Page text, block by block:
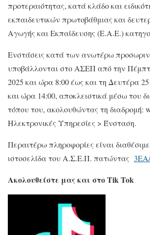
προτεραιότητας, κατά κλάδο και
εκπαιδευτικών πρωτοβάθμιας και
Αγωγής και Εκπαίδευσης (Ε.Α.Ε.)
Ενστάσεις κατά των ανωτέρω
υποβάλλονται στο ΑΣΕΠ από την
2025 και ώρα 8:00 έως και τη Δευτέρα
και ώρα 14:00, αποκλειστικά μέσω του
τόπου του, ακολουθώντας τη διαδρομή:
Ηλεκτρονικές Υπηρεσίες > Ένσταση.
Περαιτέρω πληροφορίες είναι
ιστοσελίδα του Α.Σ.Ε.Π. πατώντας
Ακολουθείστε μας και στο Tik Tok